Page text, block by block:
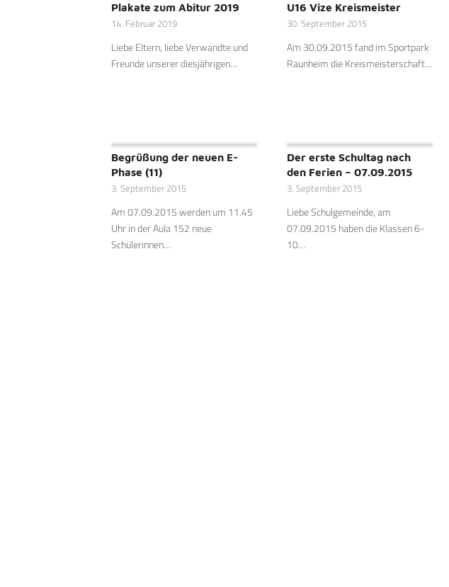
Plakate zum Abitur 2019
14. Februar 2019
Liebe Eltern, liebe Verwandte und
Freunde unserer diesjährigen…
U16 Vize Kreismeister
30. September 2015
Am 30.09.2015 fand im Sportpark
Raunheim die Kreismeisterschaft…
Begrüßung der neuen E-
Phase (11)
3. September 2015
Am 07.09.2015 werden um 11.45
Uhr in der Aula 152 neue
Schülerinnen…
Der erste Schultag nach
den Ferien – 07.09.2015
3. September 2015
Liebe Schulgemeinde, am
07.09.2015 haben die Klassen 6-
10…